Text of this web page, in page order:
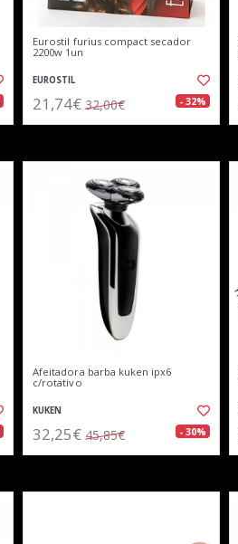
Eurostil furius compact secador
2200w 1un
EUROSTIL
21,74€ 32,00€ - 32%
Afeitadora barba kuken ipx6
c/rotativo
KUKEN
32,25€ 45,85€ - 30%